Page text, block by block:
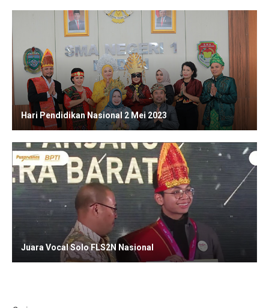
Hari Pendidikan Nasional 2 Mei 2023
Juara Vocal Solo FLS2N Nasional